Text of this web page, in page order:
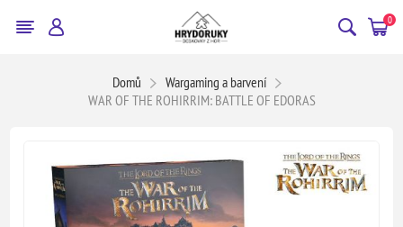
0
Domů
Wargaming a barvení
WAR OF THE ROHIRRIM: BATTLE OF EDORAS